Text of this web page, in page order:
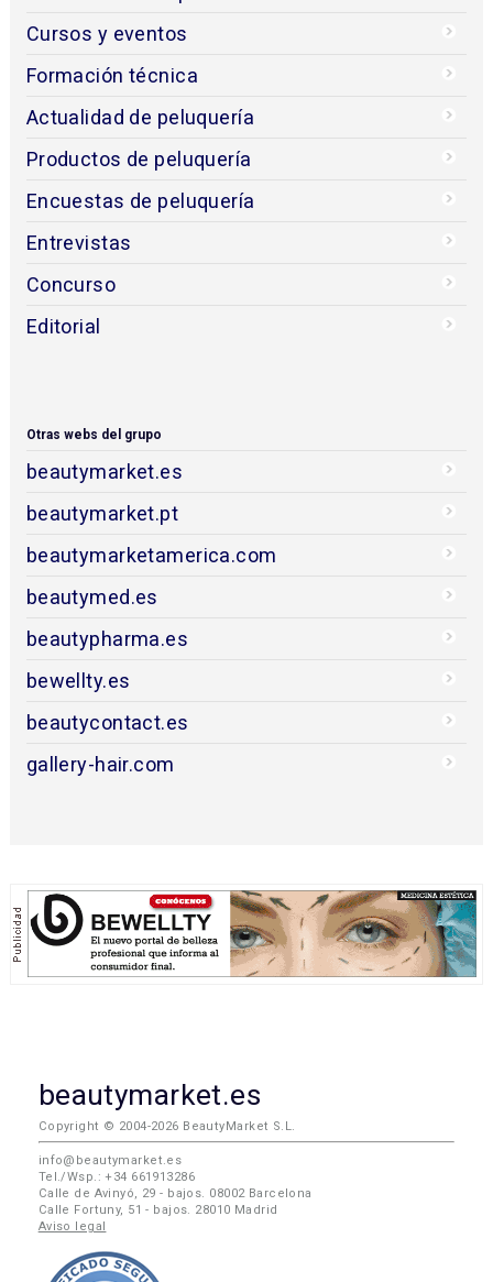
Cursos y eventos
Formación técnica
Actualidad de peluquería
Productos de peluquería
Encuestas de peluquería
Entrevistas
Concurso
Editorial
Otras webs del grupo
beautymarket.es
beautymarket.pt
beautymarketamerica.com
beautymed.es
beautypharma.es
bewellty.es
beautycontact.es
gallery-hair.com
beautymarket.es
Copyright © 2004-2026 BeautyMarket S.L.
info@beautymarket.es
Tel./Wsp.: +34 661913286
Calle de Avinyó, 29 - bajos. 08002 Barcelona
Calle Fortuny, 51 - bajos. 28010 Madrid
Aviso legal